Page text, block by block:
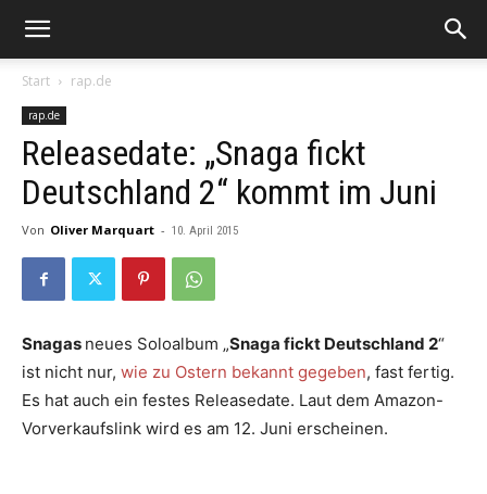
Start rap.de
rap.de
Releasedate: „Snaga fickt
Deutschland 2“ kommt im Juni
Von Oliver Marquart - 10. April 2015
Snagas neues Soloalbum „Snaga fickt Deutschland 2“
ist nicht nur, wie zu Ostern bekannt gegeben, fast fertig.
Es hat auch ein festes Releasedate. Laut dem Amazon-
Vorverkaufslink wird es am 12. Juni erscheinen.